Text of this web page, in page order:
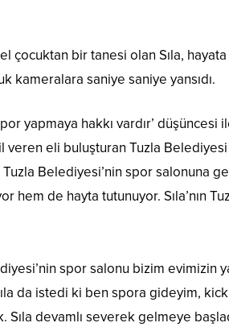
çocuktan bir tanesi olan Sıla,
kameralara saniye saniye yansıdı.
yapmaya hakkı vardır’
eli buluşturan Tuzla Belediyesi
Belediyesi’nin spor salonuna
hem de hayta tutunuyor. Sıla’nın
spor salonu bizim evimizin
istedi ki ben spora gideyim, kick
Sıla devamlı severek gelmeye